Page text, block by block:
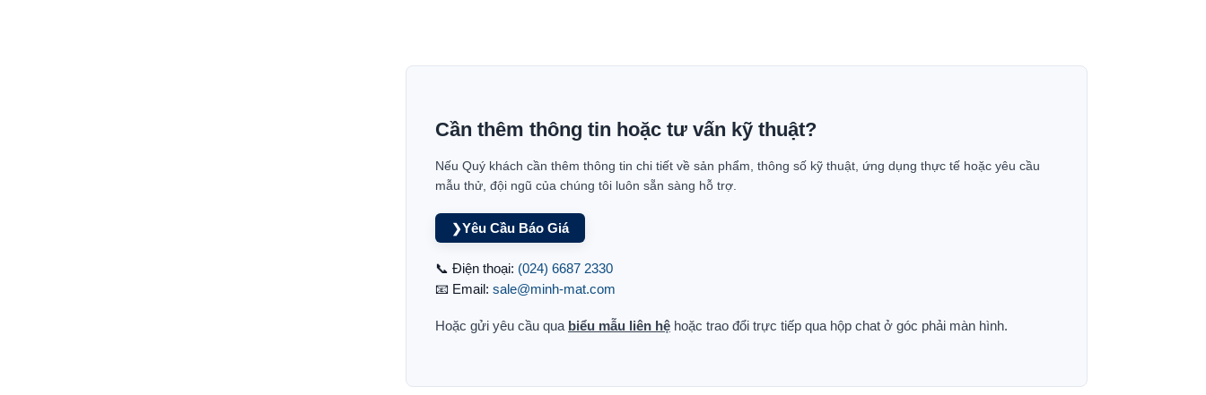
Cần thêm thông tin hoặc tư vấn kỹ thuật?
Nếu Quý khách cần thêm thông tin chi tiết về sản phẩm, thông số kỹ thuật, ứng dụng thực tế hoặc yêu cầu
mẫu thử, đội ngũ của chúng tôi luôn sẵn sàng hỗ trợ.
❯Yêu Cầu Báo Giá
📞 Điện thoại: (024) 6687 2330
📧 Email: sale@minh-mat.com
Hoặc gửi yêu cầu qua biểu mẫu liên hệ hoặc trao đổi trực tiếp qua hộp chat ở góc phải màn hình.